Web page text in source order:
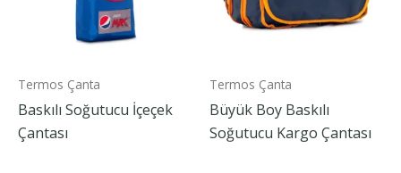
Termos Çanta
Baskılı Soğutucu İçeçek
Çantası
Termos Çanta
Büyük Boy Baskılı
Soğutucu Kargo Çantası